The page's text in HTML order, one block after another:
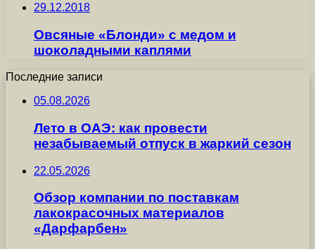
29.12.2018
Овсяные «Блонди» с медом и
шоколадными каплями
Последние записи
05.08.2026
Лето в ОАЭ: как провести
незабываемый отпуск в жаркий сезон
22.05.2026
Обзор компании по поставкам
лакокрасочных материалов
«Дарфарбен»